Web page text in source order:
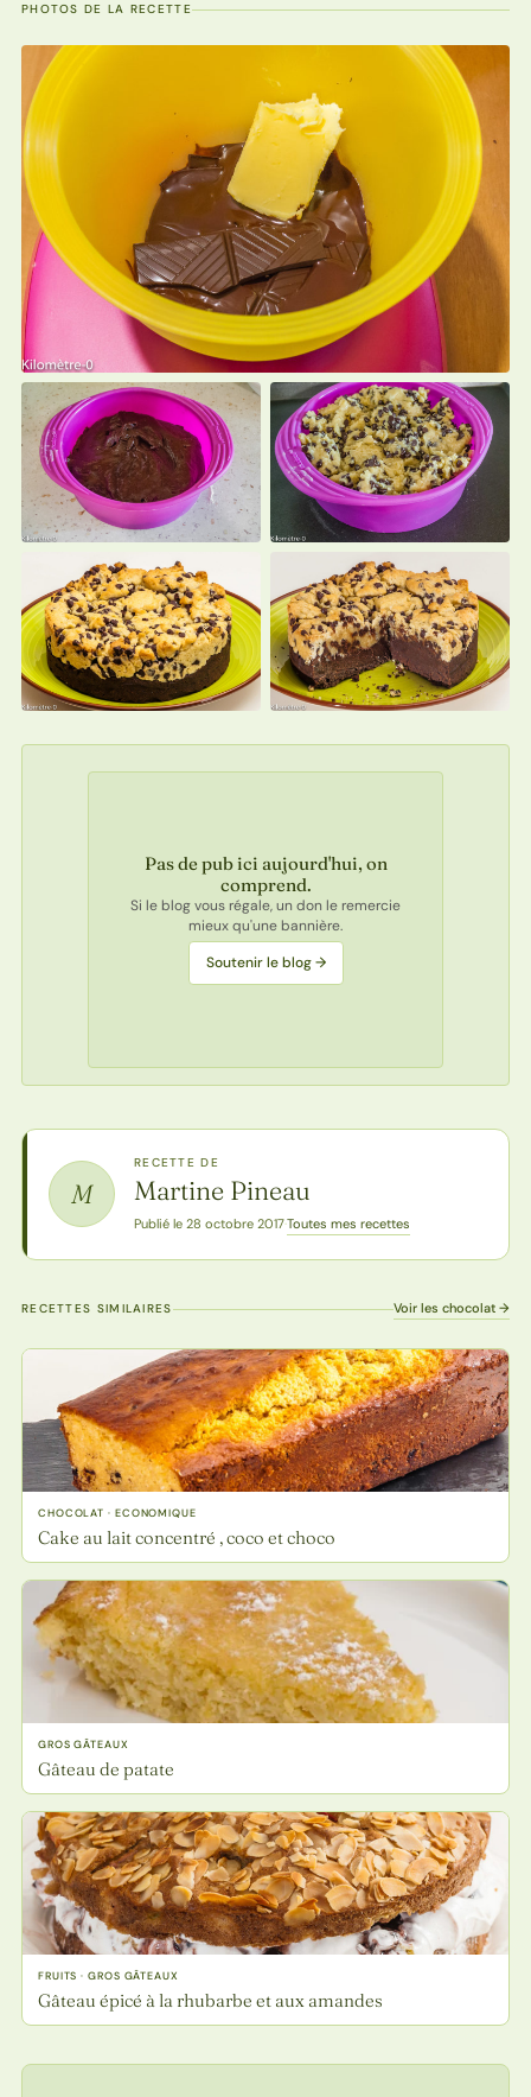
PHOTOS DE LA RECETTE
Pas de pub ici aujourd'hui, on
comprend.
Si le blog vous régale, un don le remercie
mieux qu'une bannière.
Soutenir le blog →
M
RECETTE DE
Martine Pineau
Publié le 28 octobre 2017·Toutes mes recettes
RECETTES SIMILAIRES Voir les chocolat →
CHOCOLAT · ECONOMIQUE
Cake au lait concentré , coco et choco
GROS GÂTEAUX
Gâteau de patate
FRUITS · GROS GÂTEAUX
Gâteau épicé à la rhubarbe et aux amandes